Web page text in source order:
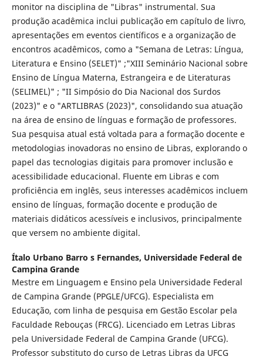
monitor na disciplina de "Libras" instrumental. Sua
produção acadêmica inclui publicação em capítulo de livro,
apresentações em eventos científicos e a organização de
encontros acadêmicos, como a "Semana de Letras: Língua,
Literatura e Ensino (SELET)" ;"XIII Seminário Nacional sobre
Ensino de Língua Materna, Estrangeira e de Literaturas
(SELIMEL)" ; "II Simpósio do Dia Nacional dos Surdos
(2023)" e o "ARTLIBRAS (2023)", consolidando sua atuação
na área de ensino de línguas e formação de professores.
Sua pesquisa atual está voltada para a formação docente e
metodologias inovadoras no ensino de Libras, explorando o
papel das tecnologias digitais para promover inclusão e
acessibilidade educacional. Fluente em Libras e com
proficiência em inglês, seus interesses acadêmicos incluem
ensino de línguas, formação docente e produção de
materiais didáticos acessíveis e inclusivos, principalmente
que versem no ambiente digital.
Ítalo Urbano Barro s Fernandes, Universidade Federal de
Campina Grande
Mestre em Linguagem e Ensino pela Universidade Federal
de Campina Grande (PPGLE/UFCG). Especialista em
Educação, com linha de pesquisa em Gestão Escolar pela
Faculdade Rebouças (FRCG). Licenciado em Letras Libras
pela Universidade Federal de Campina Grande (UFCG).
Professor substituto do curso de Letras Libras da UFCG